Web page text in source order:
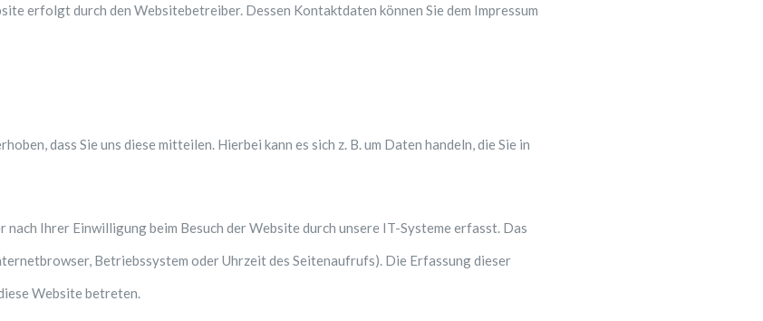
erfolgt durch den Websitebetreiber. Dessen Kontaktdaten können Sie dem Impressum
dass Sie uns diese mitteilen. Hierbei kann es sich z. B. um Daten handeln, die Sie in
Ihrer Einwilligung beim Besuch der Website durch unsere IT-Systeme erfasst. Das
Betriebssystem oder Uhrzeit des Seitenaufrufs). Die Erfassung dieser
Website betreten.